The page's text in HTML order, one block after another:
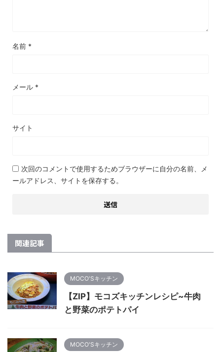
名前 *
メール *
サイト
次回のコメントで使用するためブラウザーに自分の名前、メ
ールアドレス、サイトを保存する。
関連記事
MOCO'Sキッチン
【ZIP】モコズキッチンレシピ~牛肉
と野菜のポテトパイ
MOCO'Sキッチン